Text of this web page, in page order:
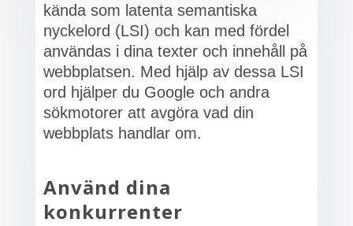
kända som latenta semantiska
nyckelord (LSI) och kan med fördel
användas i dina texter och innehåll på
webbplatsen. Med hjälp av dessa LSI
ord hjälper du Google och andra
sökmotorer att avgöra vad din
webbplats handlar om.
Använd dina
konkurrenter